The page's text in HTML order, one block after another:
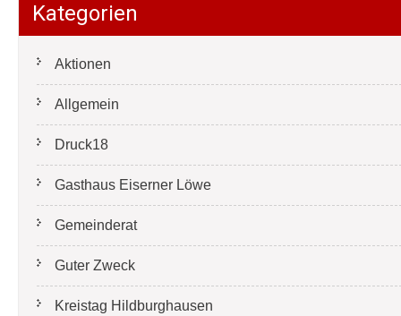
Kategorien
Aktionen
Allgemein
Druck18
Gasthaus Eiserner Löwe
Gemeinderat
Guter Zweck
Kreistag Hildburghausen